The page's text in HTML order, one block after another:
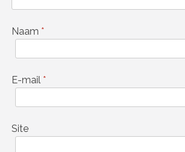
Naam *
E-mail *
Site